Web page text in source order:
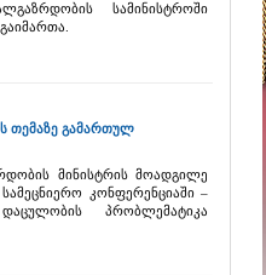
სამინისტროში
თემაზე გამართულ
მინისტრის მოადგილე
კონფერენციაში –
პრობლემატიკა